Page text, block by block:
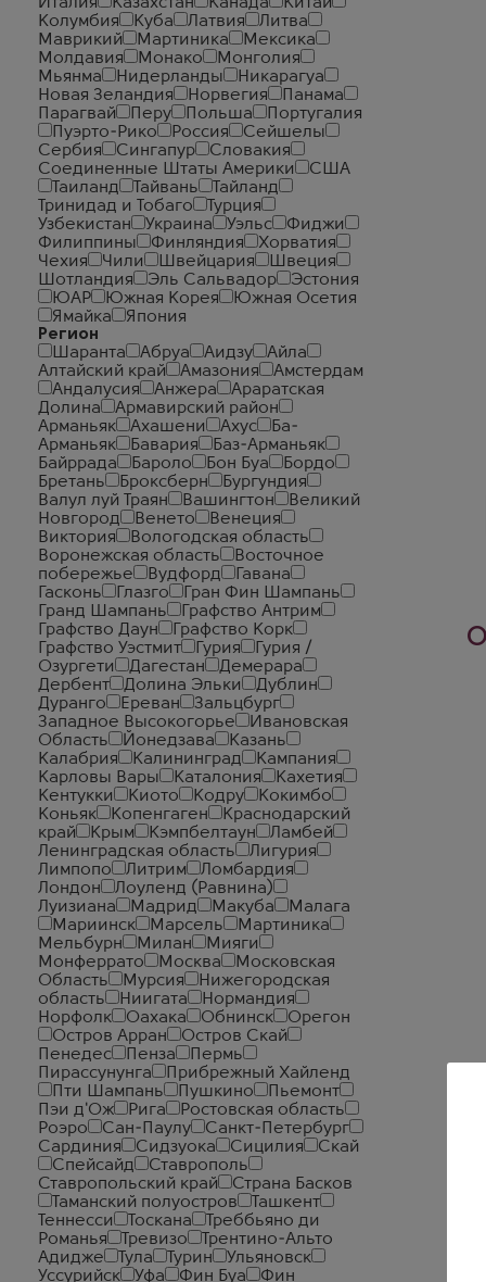
Колумбия
Куба Латвия
Литва
Маврикий
Мартиника
Мексика
Молдавия
Монако
Монголия
Мьянма
Нидерланды
Никарагуа
Новая Зеландия
Норвегия
Панама
Парагвай
Перу Польша
Португалия
Пуэрто-Рико
Россия
Сейшелы
Сербия
Сингапур
Словакия
Соединенные Штаты Америки
США
Таиланд
Тайвань
Тайланд
Тринидад и Тобаго
Турция
Узбекистан
Украина Уэльс
Фиджи
Филиппины
Финляндия
Хорватия
Чехия
Чили Швейцария
Швеция
Шотландия
Эль Сальвадор
Эстония
ЮАР
Южная Корея
Южная Осетия
Ямайка
Япония
Регион
Шаранта
Абруа Аидзу
Айла
Алтайский край
Амазония
Амстердам
Андалусия
Анжера
Араратская
Долина
Армавирский район
Арманьяк
Ахашени Ахус
Ба-
Арманьяк
Бавария
Баз-Арманьяк
Байррада
Бароло Бон Буа
Бордо
Бретань
Броксберн
Бургундия
Валул луй Траян
Вашингтон
Великий
Новгород
Венето
Венеция
Виктория
Вологодская область
Воронежская область
Восточное
побережье
Вудфорд
Гавана
Гасконь
Глазго
Гран Фин Шампань
Гранд Шампань
Графство Антрим
Графство Даун
Графство Корк
Графство Уэстмит
Гурия
Гурия /
Озургети
Дагестан
Демерара
Дербент
Долина Эльки
Дублин
Дуранго
Ереван
Зальцбург
Западное Высокогорье
Ивановская
Область
Йонедзава
Казань
Калабрия
Калининград
Кампания
Карловы Вары
Каталония
Кахетия
Кентукки
Киото Кодру
Кокимбо
Коньяк
Копенгаген
Краснодарский
край
Крым Кэмпбелтаун
Ламбей
Ленинградская область
Лигурия
Лимпопо
Литрим
Ломбардия
Лондон
Лоуленд (Равнина)
Луизиана
Мадрид Макуба
Малага
Мариинск
Марсель
Мартиника
Мельбурн
Милан
Мияги
Монферрато
Москва
Московская
Область
Мурсия
Нижегородская
область
Ниигата
Нормандия
Норфолк
Оахака Обнинск
Орегон
Остров Арран
Остров Скай
Пенедес
Пенза
Пермь
Пирассунунга
Прибрежный Хайленд
Пти Шампань
Пушкино
Пьемонт
Пэи д'Ож
Рига
Ростовская область
Роэро
Сан-Паулу
Санкт-Петербург
Сардиния
Сидзуока Сицилия
Скай
Спейсайд
Ставрополь
Ставропольский край
Страна Басков
Таманский полуостров
Ташкент
Теннесси
Тоскана
Треббьяно ди
Романья
Тревизо
Трентино-Альто
Адидже
Тула Турин
Ульяновск
Уссурийск
Уфа Фин Буа
Фин